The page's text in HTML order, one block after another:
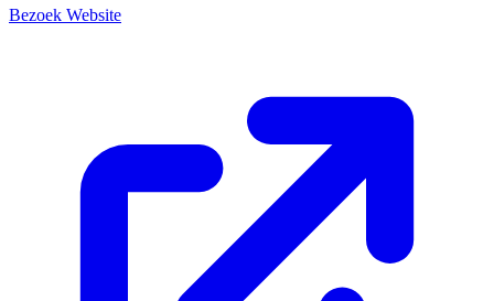
Bezoek Website